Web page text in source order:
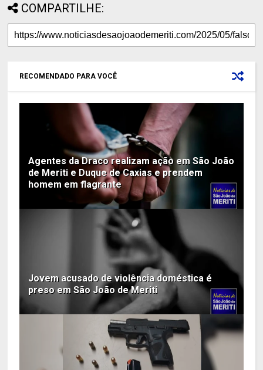
COMPARTILHE:
RECOMENDADO PARA VOCÊ
Agentes da Draco realizam ação em São João
de Meriti e Duque de Caxias e prendem
homem em flagrante
Jovem acusado de violência doméstica é
preso em São João de Meriti